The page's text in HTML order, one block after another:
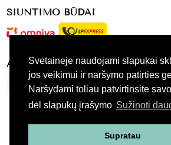
Svetaineje naudojami slapukai
jos veikimui ir naršymo patirties
Naršydami toliau patvirtinsite
dėl slapukų įrašymo Sužinoti
Supratau
SIUNTIMO BŪDAI
ATSISKAITYMO BŪDAI
VISOS TEISES